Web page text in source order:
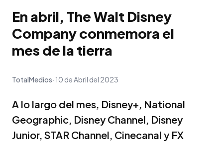
En abril, The Walt Disney
Company conmemora el
mes de la tierra
TotalMedios 10 de Abril del 2023
A lo largo del mes, Disney+, National
Geographic, Disney Channel, Disney
Junior, STAR Channel, Cinecanal y FX